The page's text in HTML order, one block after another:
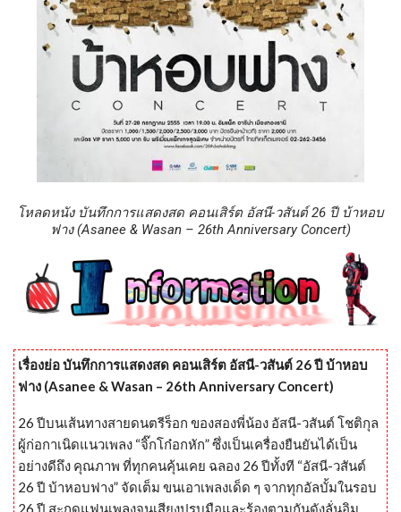
โหลดหนัง บันทึกการแสดงสด คอนเสิร์ต อัสนี-วสันต์ 26 ปี บ้าหอบ
ฟาง (Asanee & Wasan – 26th Anniversary Concert)
เรื่องย่อ บันทึกการแสดงสด คอนเสิร์ต อัสนี-วสันต์ 26 ปี บ้าหอบ
ฟาง (Asanee & Wasan – 26th Anniversary Concert)
26 ปีบนเส้นทางสายดนตรีร็อก ของสองพี่น้อง อัสนี-วสันต์ โชติกุล
ผู้ก่อกาเนิดแนวเพลง “จิ๊กโก๋อกหัก” ซึ่งเป็นเครื่องยืนยันได้เป็น
อย่างดีถึง คุณภาพ ที่ทุกคนคุ้นเคย ฉลอง 26 ปีทั้งที “อัสนี-วสันต์
26 ปี บ้าหอบฟาง” จัดเต็ม ขนเอาเพลงเด็ด ๆ จากทุกอัลบั้มในรอบ
26 ปี สะกดแฟนเพลงจนเสียงปรบมือและร้องตามกันดังลั่นอิม